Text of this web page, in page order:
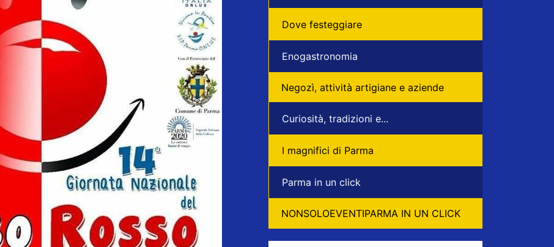
Dove festeggiare
Enogastronomia
Negozì, attività artigiane e aziende
Curiosità, tradizioni e...
I magnifici di Parma
Parma in un click
NONSOLOEVENTIPARMA IN UN CLICK